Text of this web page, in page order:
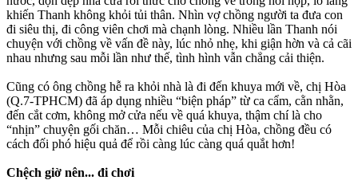
khiến Thanh không khỏi tủi thân. Nhìn vợ chồng người ta đưa con
đi siêu thị, đi công viên chơi mà chạnh lòng. Nhiều lần Thanh nói
chuyện với chồng về vấn đề này, lúc nhỏ nhẹ, khi giận hờn và cả cãi
nhau nhưng sau mỗi lần như thế, tình hình vẫn chẳng cải thiện.
Cũng có ông chồng hễ ra khỏi nhà là đi đến khuya mới về, chị Hòa
(Q.7-TPHCM) đã áp dụng nhiều “biện pháp” từ ca cẩm, cằn nhằn,
đến cắt cơm, không mở cửa nếu về quá khuya, thậm chí là cho
“nhịn” chuyện gối chăn… Mỗi chiêu của chị Hòa, chồng đều có
cách đối phó hiệu quả để rồi càng lúc càng quá quắt hơn!
Chệch giờ nên... đi chơi